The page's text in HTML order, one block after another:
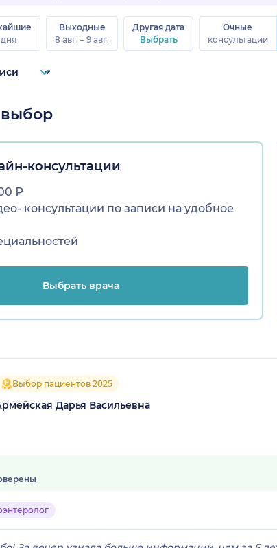
Выходные
8 авг. – 9 авг.
Другая дата
Выбрать
Очные
консультации
консультации
₽
консультации по записи на удобное
Выбрать врача
Выбор пациентов 2025
Дарья Васильевна